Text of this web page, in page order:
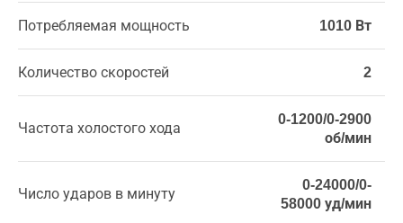
Потребляемая мощность 1010 Вт
Количество скоростей 2
Частота холостого хода
0-1200/0-2900
об/мин
Число ударов в минуту
0-24000/0-
58000 уд/мин